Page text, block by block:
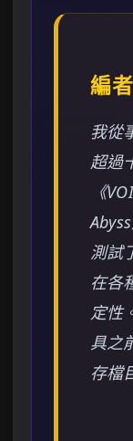
編
我從
超過
《
測試
在各
定性
具之
存檔